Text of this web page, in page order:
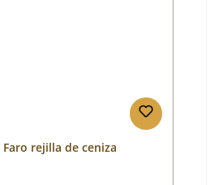
Faro rejilla de ceniza